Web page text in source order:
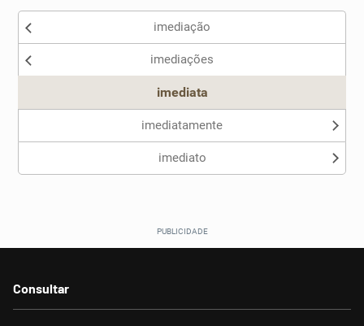
imediação
imediações
imediata
imediatamente
imediato
Consultar